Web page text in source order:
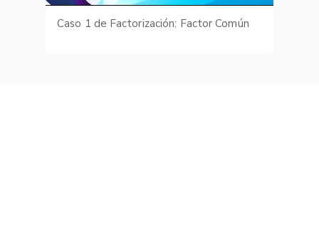
Caso 1 de Factorización: Factor Común